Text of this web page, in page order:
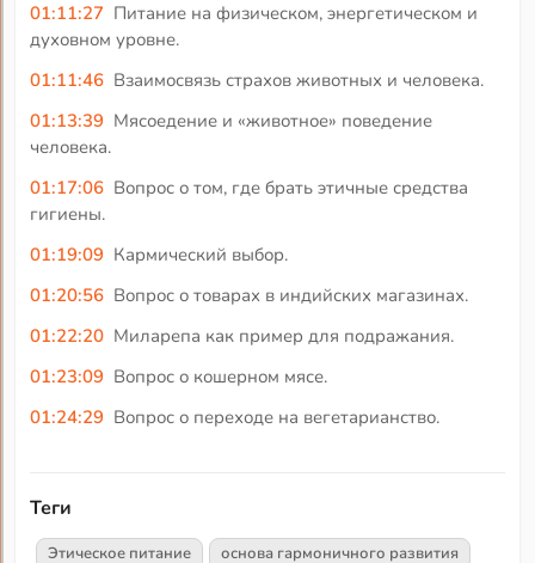
01:11:27 Питание на физическом, энергетическом и
духовном уровне.
01:11:46 Взаимосвязь страхов животных и человека.
01:13:39 Мясоедение и «животное» поведение
человека.
01:17:06 Вопрос о том, где брать этичные средства
гигиены.
01:19:09 Кармический выбор.
01:20:56 Вопрос о товарах в индийских магазинах.
01:22:20 Миларепа как пример для подражания.
01:23:09 Вопрос о кошерном мясе.
01:24:29 Вопрос о переходе на вегетарианство.
Теги
Этическое питание основа гармоничного развития